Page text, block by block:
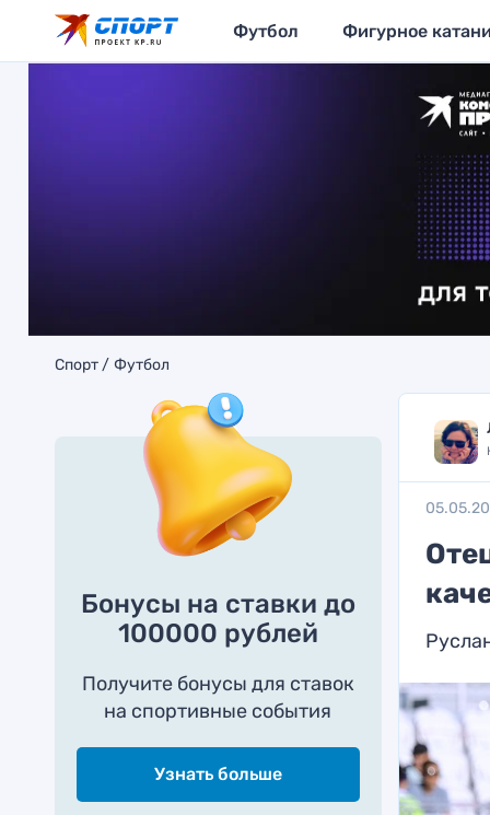
Футбол Фигурное
Спорт Футбол
Бонусы на ставки до
100000 рублей
Получите бонусы для ставок
на спортивные события
Узнать больше